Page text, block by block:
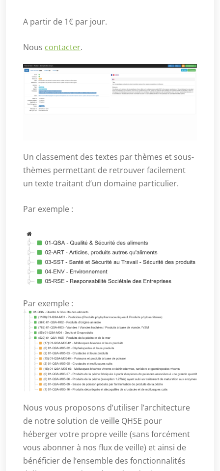
A partir de 1€ par jour.
Nous contacter.
Un classement des textes par thèmes et sous-
thèmes permettant de retrouver facilement
un texte traitant d’un domaine particulier.
Par exemple :
Par exemple :
Nous vous proposons d’utiliser l’architecture
de notre solution de veille QHSE pour
héberger votre propre veille (sans forcément
vous abonner à nos flux de veille) et ainsi de
bénéficier de l’ensemble des fonctionnalités